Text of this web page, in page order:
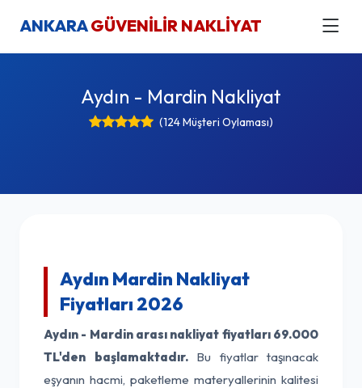
ANKARAGÜVENİLİR NAKLİYAT
Aydın - Mardin Nakliyat
(124 Müşteri Oylaması)
Aydın Mardin Nakliyat
Fiyatları 2026
Aydın - Mardin arası nakliyat fiyatları 69.000
TL'den başlamaktadır.Bu fiyatlar taşınacak
eşyanın hacmi, paketleme materyallerinin kalitesi